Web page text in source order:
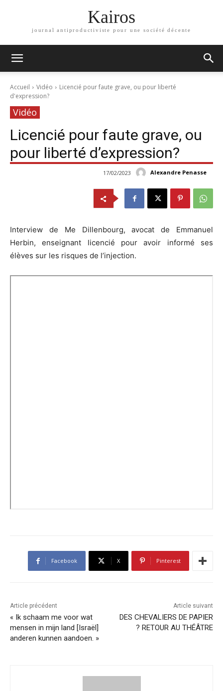
Kairos
journal antiproductiviste pour une société décente
Accueil Vidéo
Licencié pour faute grave, ou pour liberté
d'expression?
Vidéo
Licencié pour faute grave, ou
pour liberté d’expression?
Alexandre Penasse
17/02/2023
Interview de Me Dillenbourg, avocat de Emmanuel
Herbin, enseignant licencié pour avoir informé ses
élèves sur les risques de l’injection.
Facebook X Pinterest
Article précédent
« Ik schaam me voor wat
mensen in mijn land [Israël]
anderen kunnen aandoen. »
Article suivant
DES CHEVALIERS DE PAPIER
? RETOUR AU THÉÂTRE